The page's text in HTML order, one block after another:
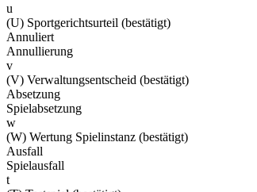
u
(U) Sportgerichtsurteil (bestätigt)
Annuliert
Annullierung
v
(V) Verwaltungsentscheid (bestätigt)
Absetzung
Spielabsetzung
w
(W) Wertung Spielinstanz (bestätigt)
Ausfall
Spielausfall
t